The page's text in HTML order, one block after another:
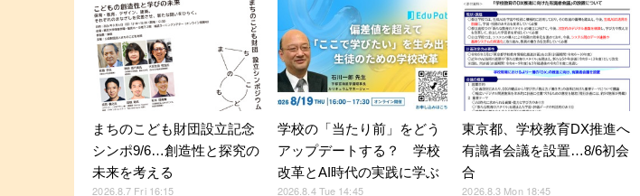
まちのこども財団設立記念
シンポ9/6…創造性と探究の
未来を考える
2026.8.7 Fri 16:15
学校の「当たり前」をどう
アップデートする？ 学校
改革とAI時代の実践に学ぶ
2026.8.4 Tue 14:45
東京都、学校教育DX推進へ
有識者会議を設置…8/6初会
合
2026.8.3 Mon 18:45